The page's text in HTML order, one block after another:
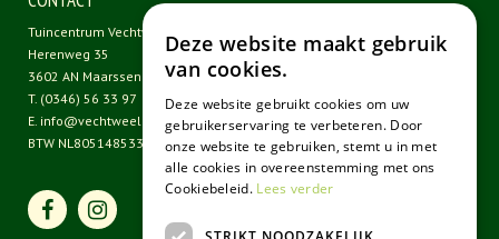
Tuincentrum Vechtweelde
Herenweg 35
3602 AN Maarssen
T. (0346) 56 33 97
E. info@vechtweelde.nl
BTW NL805148533B01
Deze website maakt gebruik
van cookies.
Deze website gebruikt cookies om uw
gebruikerservaring te verbeteren. Door
onze website te gebruiken, stemt u in met
alle cookies in overeenstemming met ons
Cookiebeleid. Lees verder